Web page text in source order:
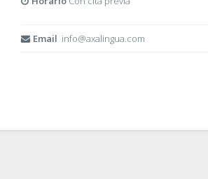
Email info@axalingua.com